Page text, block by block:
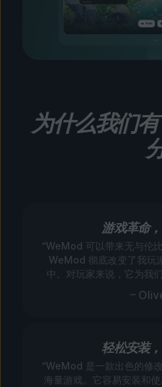
为什么我们有
游戏革命
“WeMod 可以带来无与伦
WeMod 彻底改变了我玩
中。对玩家来说，它为我
–
轻松安装
“WeMod 是一款出色的修
海量游戏。它容易安装和